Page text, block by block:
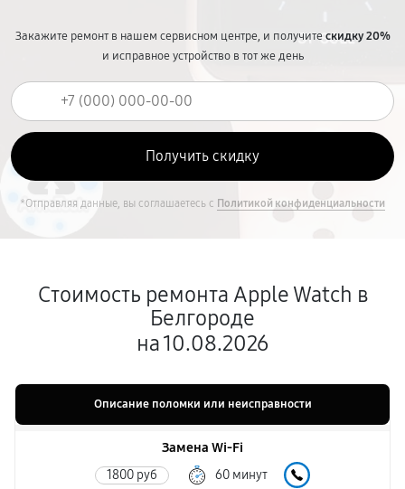
Закажите ремонт в нашем сервисном центре, и получитескидку 20%
и исправное устройство в тот же день
*Отправляя данные, вы соглашаетесь с Политикой конфиденциальности
Стоимость ремонта Apple Watch в
Белгороде
на 10.08.2026
Описание поломки или неисправности
Замена Wi-Fi
1800 руб 60 минут